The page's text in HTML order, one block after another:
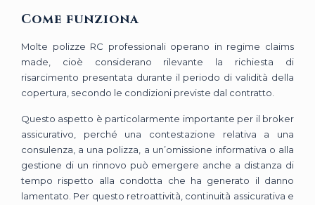
Come funziona
Molte polizze RC professionali operano in regime claims
made, cioè considerano rilevante la richiesta di
risarcimento presentata durante il periodo di validità della
copertura, secondo le condizioni previste dal contratto.
Questo aspetto è particolarmente importante per il broker
assicurativo, perché una contestazione relativa a una
consulenza, a una polizza, a un’omissione informativa o alla
gestione di un rinnovo può emergere anche a distanza di
tempo rispetto alla condotta che ha generato il danno
lamentato. Per questo retroattività, continuità assicurativa e